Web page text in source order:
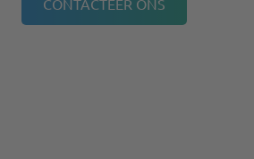
CONTACTEER ONS